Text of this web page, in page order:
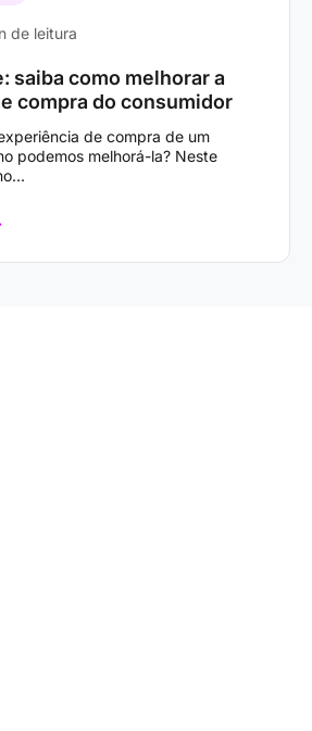
de leitura
saiba como melhorar a
compra do consumidor
de compra de um
podemos melhorá-la? Neste